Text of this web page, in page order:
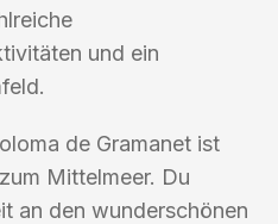
und ein
de Gramanet ist
Mittelmeer. Du
an den wunderschönen